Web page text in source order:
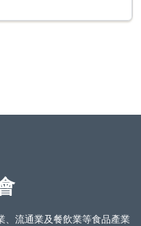
、流通業及餐飲業等食品產業